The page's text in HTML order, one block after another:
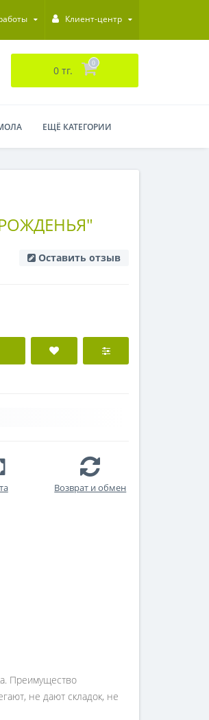
Клиент-центр
0 тг.
0
ЕЩЁ КАТЕГОРИИ
Оставить отзыв
Возврат и обмен
Преимущество
не дают складок, не